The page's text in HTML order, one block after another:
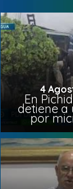
4
En
detiene a
por